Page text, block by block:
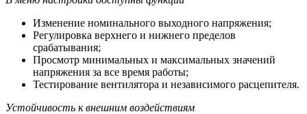
Изменение номинального выходного напряжения;
Регулировка верхнего и нижнего пределов
срабатывания;
Просмотр минимальных и максимальных значений
напряжения за все время работы;
Тестирование вентилятора и независимого расцепителя.
Устойчивость к внешним воздействиям